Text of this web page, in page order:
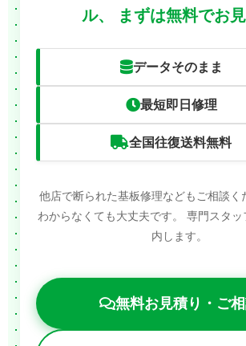
ル、
まずは無料でお
データそのまま
最短即日修理
全国往復送料無料
他店で断られた基板修理などもご相談く
わからなくても大丈夫です。
専門スタッ
内します。
無料お見積り・ご